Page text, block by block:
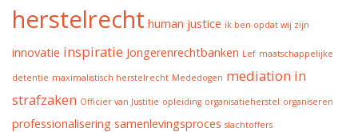
herstelrecht human justice ik ben opdat wij zijn
innovatie inspiratie Jongerenrechtbanken Lef maatschappelijke
detentie maximalistisch herstelrecht Mededogen mediation in
strafzaken Officier van Justitie opleiding organisatieherstel organiseren
professionalisering samenlevingsproces slachtoffers